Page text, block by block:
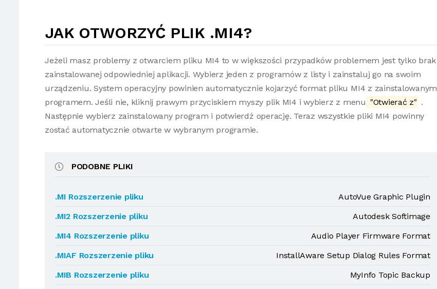
JAK OTWORZYĆ PLIK .MI4?
Jeżeli masz problemy z otwarciem pliku MI4 to w większości przypadków problemem jest tylko brak
zainstalowanej odpowiedniej aplikacji. Wybierz jeden z programów z listy i zainstaluj go na swoim
urządzeniu. System operacyjny powinien automatycznie kojarzyć format pliku MI4 z zainstalowanym
programem. Jeśli nie, kliknij prawym przyciskiem myszy plik MI4 i wybierz z menu "Otwierać z" .
Następnie wybierz zainstalowany program i potwierdź operację. Teraz wszystkie pliki MI4 powinny
zostać automatycznie otwarte w wybranym programie.
PODOBNE PLIKI
.MI Rozszerzenie pliku
AutoVue Graphic Plugin
.MI2 Rozszerzenie pliku
Autodesk Softimage
.MI4 Rozszerzenie pliku
Audio Player Firmware Format
.MIAF Rozszerzenie pliku
InstallAware Setup Dialog Rules Format
.MIB Rozszerzenie pliku
MyInfo Topic Backup